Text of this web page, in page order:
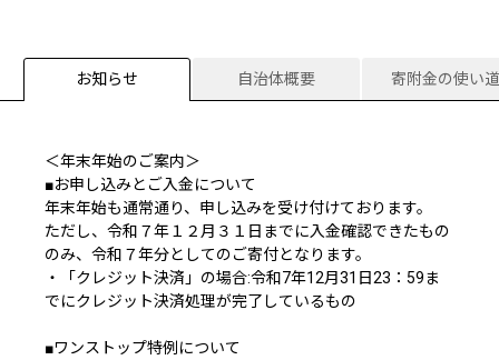
お知らせ 自治体概要 寄附金の使い道
＜年末年始のご案内＞
■お申し込みとご入金について
年末年始も通常通り、申し込みを受け付けております。
ただし、令和７年１２月３１日までに入金確認できたもの
のみ、令和７年分としてのご寄付となります。
・「クレジット決済」の場合:令和7年12月31日23：59ま
でにクレジット決済処理が完了しているもの
■ワンストップ特例について